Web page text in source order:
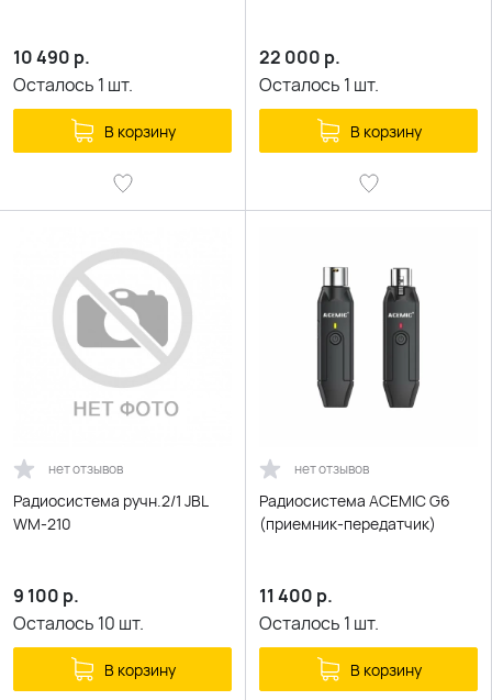
10 490 р.
Осталось 1 шт.
В корзину
22 000 р.
Осталось 1 шт.
В корзину
нет отзывов
Радиосистема ручн.2/1 JBL
WM-210
9 100 р.
Осталось 10 шт.
В корзину
нет отзывов
Радиосистема ACEMIC G6
(приемник-передатчик)
11 400 р.
Осталось 1 шт.
В корзину